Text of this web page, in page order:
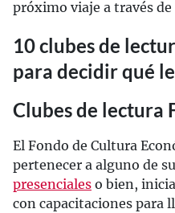
próximo viaje a través de
10 clubes de
para decidir qué
Clubes de lectura
El Fondo de Cultura
pertenecer a alguno de
presenciales o bien,
con capacitaciones para